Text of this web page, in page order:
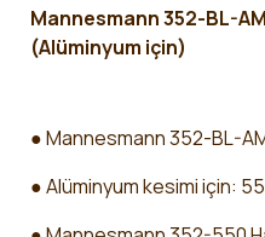
Mannesmann 352-BL-
(Alüminyum için)
● Mannesmann 352-BL-
● Alüminyum kesimi için: